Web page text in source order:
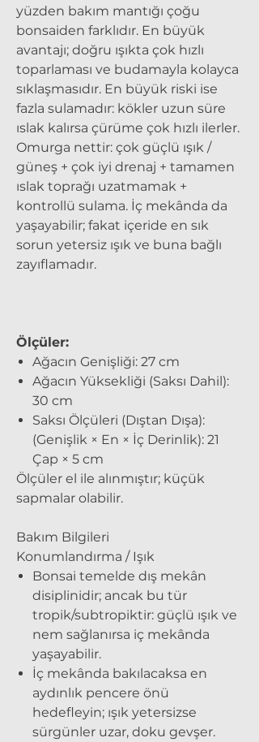
yüzden bakım mantığı çoğu
bonsaiden farklıdır. En büyük
avantajı; doğru ışıkta çok hızlı
toparlaması ve budamayla kolayca
sıklaşmasıdır. En büyük riski ise
fazla sulamadır: kökler uzun süre
ıslak kalırsa çürüme çok hızlı ilerler.
Omurga nettir: çok güçlü ışık /
güneş + çok iyi drenaj + tamamen
ıslak toprağı uzatmamak +
kontrollü sulama. İç mekânda da
yaşayabilir; fakat içeride en sık
sorun yetersiz ışık ve buna bağlı
zayıflamadır.
Ölçüler:
Ağacın Genişliği: 27 cm
Ağacın Yüksekliği (Saksı Dahil):
30 cm
Saksı Ölçüleri (Dıştan Dışa):
(Genişlik × En × İç Derinlik): 21
Çap × 5 cm
Ölçüler el ile alınmıştır; küçük
sapmalar olabilir.
Bakım Bilgileri
Konumlandırma / Işık
Bonsai temelde dış mekân
disiplinidir; ancak bu tür
tropik/subtropiktir: güçlü ışık ve
nem sağlanırsa iç mekânda
yaşayabilir.
İç mekânda bakılacaksa en
aydınlık pencere önü
hedefleyin; ışık yetersizse
sürgünler uzar, doku gevşer.